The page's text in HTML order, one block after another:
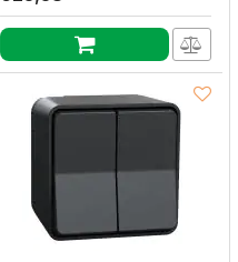
Артикул: